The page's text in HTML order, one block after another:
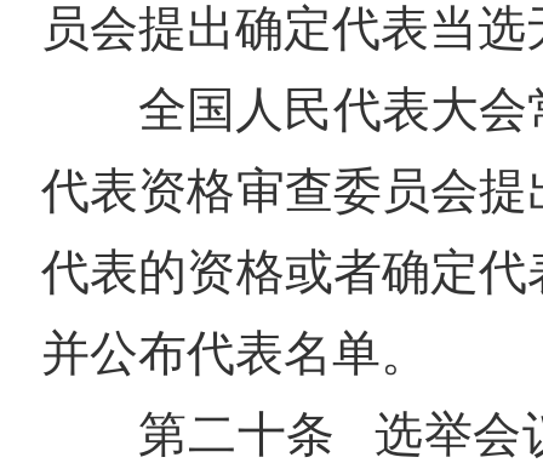
员会提出确定代表当
全国人民代表大
代表资格审查委员会
代表的资格或者确定
并公布代表名单。
第二十条 选举会